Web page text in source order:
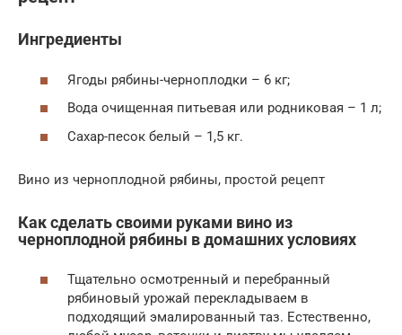
Ингредиенты
Ягоды рябины-черноплодки – 6 кг;
Вода очищенная питьевая или родниковая – 1 л;
Сахар-песок белый – 1,5 кг.
Вино из черноплодной рябины, простой рецепт
Как сделать своими руками вино из
черноплодной рябины в домашних условиях
Тщательно осмотренный и перебранный
рябиновый урожай перекладываем в
подходящий эмалированный таз. Естественно,